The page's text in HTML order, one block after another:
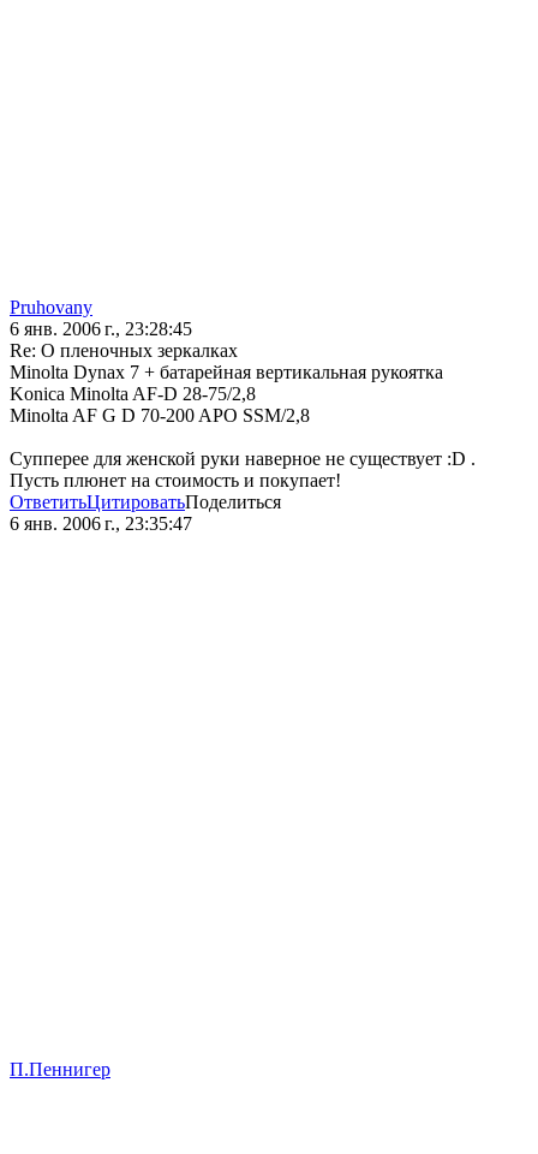
Pruhovany
6 янв. 2006 г., 23:28:45
Re: О пленочных зеркалках
Minolta Dynax 7 + батарейная вертикальная рукоятка
Konica Minolta AF-D 28-75/2,8
Minolta AF G D 70-200 APO SSM/2,8
Супперее для женской руки наверное не существует :D .
Пусть плюнет на стоимость и покупает!
ОтветитьЦитироватьПоделиться
6 янв. 2006 г., 23:35:47
П.Пеннигер